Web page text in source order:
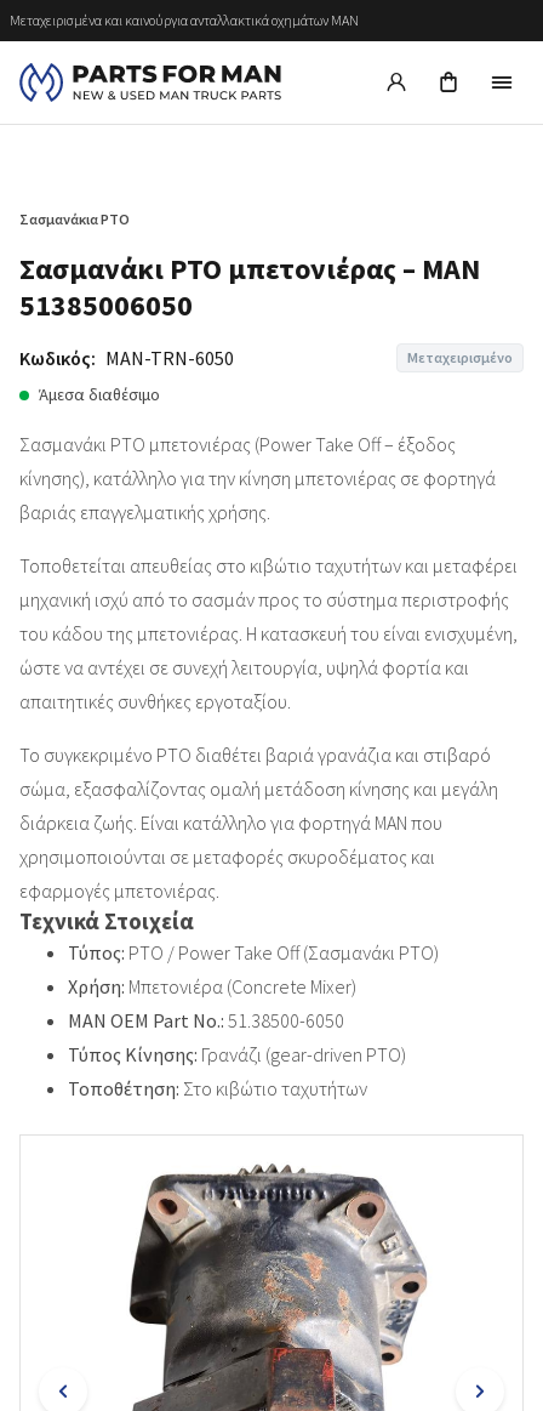
Μεταχειρισμένα και καινούργια ανταλλακτικά οχημάτων MAN
Σασμανάκια PTO
Σασμανάκι PTO μπετονιέρας – MAN
51385006050
Κωδικός: MAN-TRN-6050 Μεταχειρισμένο
Άμεσα διαθέσιμο
Σασμανάκι PTO μπετονιέρας (Power Take Off – έξοδος
κίνησης), κατάλληλο για την κίνηση μπετονιέρας σε φορτηγά
βαριάς επαγγελματικής χρήσης.
Τοποθετείται απευθείας στο κιβώτιο ταχυτήτων και μεταφέρει
μηχανική ισχύ από το σασμάν προς το σύστημα περιστροφής
του κάδου της μπετονιέρας. Η κατασκευή του είναι ενισχυμένη,
ώστε να αντέχει σε συνεχή λειτουργία, υψηλά φορτία και
απαιτητικές συνθήκες εργοταξίου.
Το συγκεκριμένο PTO διαθέτει βαριά γρανάζια και στιβαρό
σώμα, εξασφαλίζοντας ομαλή μετάδοση κίνησης και μεγάλη
διάρκεια ζωής. Είναι κατάλληλο για φορτηγά MAN που
χρησιμοποιούνται σε μεταφορές σκυροδέματος και
εφαρμογές μπετονιέρας.
Τεχνικά Στοιχεία
Τύπος: PTO / Power Take Off (Σασμανάκι PTO)
Χρήση: Μπετονιέρα (Concrete Mixer)
MAN OEM Part No.: 51.38500-6050
Τύπος Κίνησης: Γρανάζι (gear-driven PTO)
Τοποθέτηση: Στο κιβώτιο ταχυτήτων